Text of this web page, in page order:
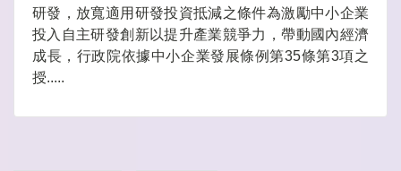
研發，放寬適用研發投資抵減之條件為激勵中小企業
投入自主研發創新以提升產業競爭力，帶動國內經濟
成長，行政院依據中小企業發展條例第35條第3項之
授.....